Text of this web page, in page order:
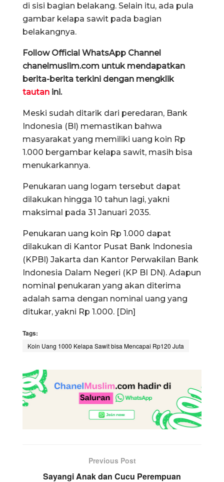
di sisi bagian belakang. Selain itu, ada pula
gambar kelapa sawit pada bagian
belakangnya.
Follow Official WhatsApp Channel
chanelmuslim.com untuk mendapatkan
berita-berita terkini dengan mengklik
tautan ini.
Meski sudah ditarik dari peredaran, Bank
Indonesia (BI) memastikan bahwa
masyarakat yang memiliki uang koin Rp
1.000 bergambar kelapa sawit, masih bisa
menukarkannya.
Penukaran uang logam tersebut dapat
dilakukan hingga 10 tahun lagi, yakni
maksimal pada 31 Januari 2035.
Penukaran uang koin Rp 1.000 dapat
dilakukan di Kantor Pusat Bank Indonesia
(KPBI) Jakarta dan Kantor Perwakilan Bank
Indonesia Dalam Negeri (KP BI DN). Adapun
nominal penukaran yang akan diterima
adalah sama dengan nominal uang yang
ditukar, yakni Rp 1.000. [Din]
Tags:
Koin Uang 1000 Kelapa Sawit bisa Mencapai Rp120 Juta
Previous Post
Sayangi Anak dan Cucu Perempuan